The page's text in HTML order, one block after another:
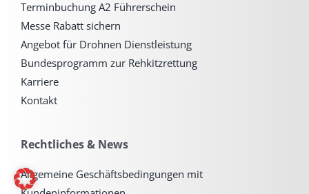
Terminbuchung A2 Führerschein
Messe Rabatt sichern
Angebot für Drohnen Dienstleistung
Bundesprogramm zur Rehkitzrettung
Karriere
Kontakt
Rechtliches & News
Allgemeine Geschäftsbedingungen mit